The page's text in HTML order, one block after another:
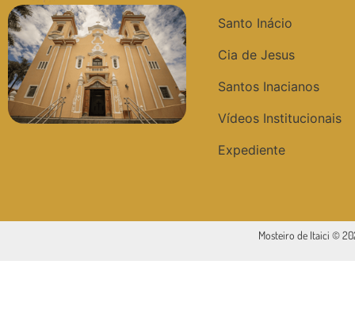
Santo Inácio
Cia de Jesus
Santos Inacianos
Vídeos Institucionais
Expediente
Mosteiro de Itaici ©